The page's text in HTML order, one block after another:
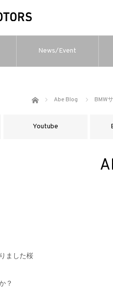
News/Event
ホーム Abe Blog BMW
Youtube
ました桜
？